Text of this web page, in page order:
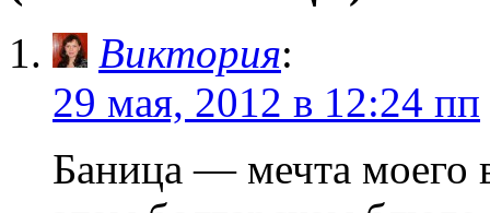
Виктория:
29 мая, 2012 в 12:24 пп
Баница — мечта моего